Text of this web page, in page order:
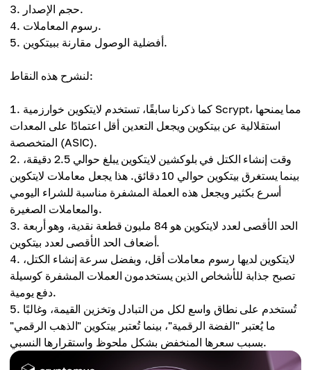
حجم الإصدار.
رسوم المعاملات.
أفضلية الوصول مقارنة ببيتكوين.
لنشرح هذه النقاط:
كما ذكرنا سابقًا، تستخدم لايتكوين خوارزمية Scrypt، مما يمنحها
استقلالية عن بيتكوين ويجعل التعدين أقل اعتمادًا على المعدات
المتخصصة (ASIC).
وقت إنشاء الكتل في بلوكشين لايتكوين يبلغ حوالي 2.5 دقيقة،
بينما يستغرق بيتكوين حوالي 10 دقائق. هذا يجعل معاملات لايتكوين
أسرع بكثير ويجعل هذه العملة المشفرة مناسبة للشراء اليومي
والمعاملات الصغيرة.
الحد الأقصى لعدد لايتكوين هو 84 مليون قطعة نقدية، وهو أربعة
أضعاف الحد الأقصى لعدد بيتكوين.
لايتكوين لديها رسوم معاملات أقل، وبفضل سرعة إنشاء الكتل،
تصبح جذابة للأشخاص الذين يستخدمون العملات المشفرة كوسيلة
دفع يومية.
تُستخدم على نطاق واسع لكل من التبادل وتخزين القيمة، وغالبًا
ما يُعتبر "الفضة الرقمية"، بينما تُعتبر بيتكوين "الذهب الرقمي"
بسبب سعرها المنخفض بشكل ملحوظ واستقرارها النسبي.